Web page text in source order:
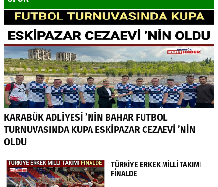
KARABÜK ADLİYESİ ’NİN BAHAR FUTBOL
TURNUVASINDA KUPA ESKİPAZAR CEZAEVİ ’NİN
OLDU
TÜRKİYE ERKEK MİLLİ TAKIMI
FİNALDE